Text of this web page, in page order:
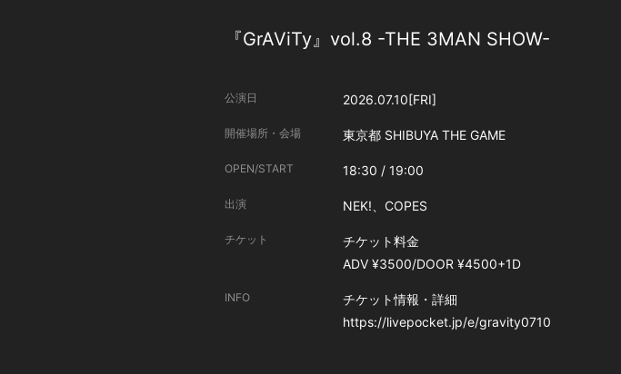
『GrAViTy』vol.8 -THE 3MAN SHOW-
公演日 2026.07.10[FRI]
開催場所・会場 東京都 SHIBUYA THE GAME
OPEN/START 18:30 / 19:00
出演 NEK!、COPES
チケット
チケット料金
ADV ¥3500/DOOR ¥4500+1D
INFO
チケット情報・詳細
https://livepocket.jp/e/gravity0710